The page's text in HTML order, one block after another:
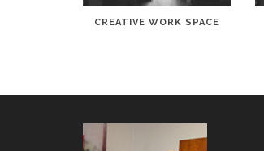
CREATIVE WORK SPACE